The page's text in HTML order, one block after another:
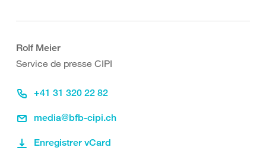
Rolf Meier
Service de presse CIPI
+41 31 320 22 82
media@bfb-cipi.ch
Enregistrer vCard